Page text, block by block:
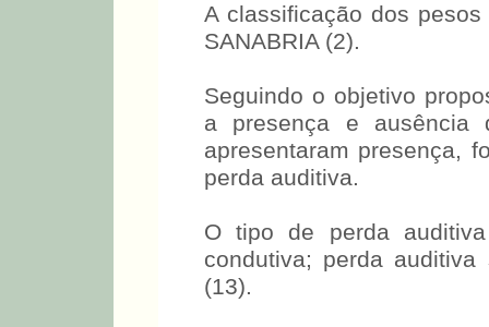
A classificação dos
SANABRIA (2).
Seguindo o objetivo
a presença e ausência
apresentaram presença,
perda auditiva.
O tipo de perda
condutiva; perda
(13).